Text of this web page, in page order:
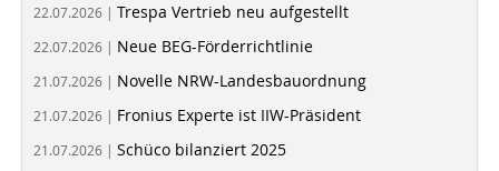
22.07.2026 | Trespa Vertrieb neu aufgestellt
22.07.2026 | Neue BEG-Förderrichtlinie
21.07.2026 | Novelle NRW-Landesbauordnung
21.07.2026 | Fronius Experte ist IIW-Präsident
21.07.2026 | Schüco bilanziert 2025